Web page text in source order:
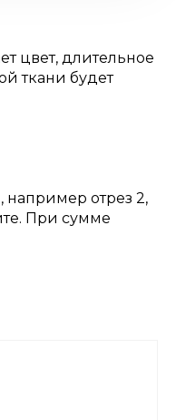
цвет, длительное
ткани будет
например отрез 2,
При сумме